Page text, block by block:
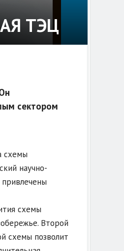
ТЭЦ
сектором
схемы
научно-
схемы
Второй
схемы позволит